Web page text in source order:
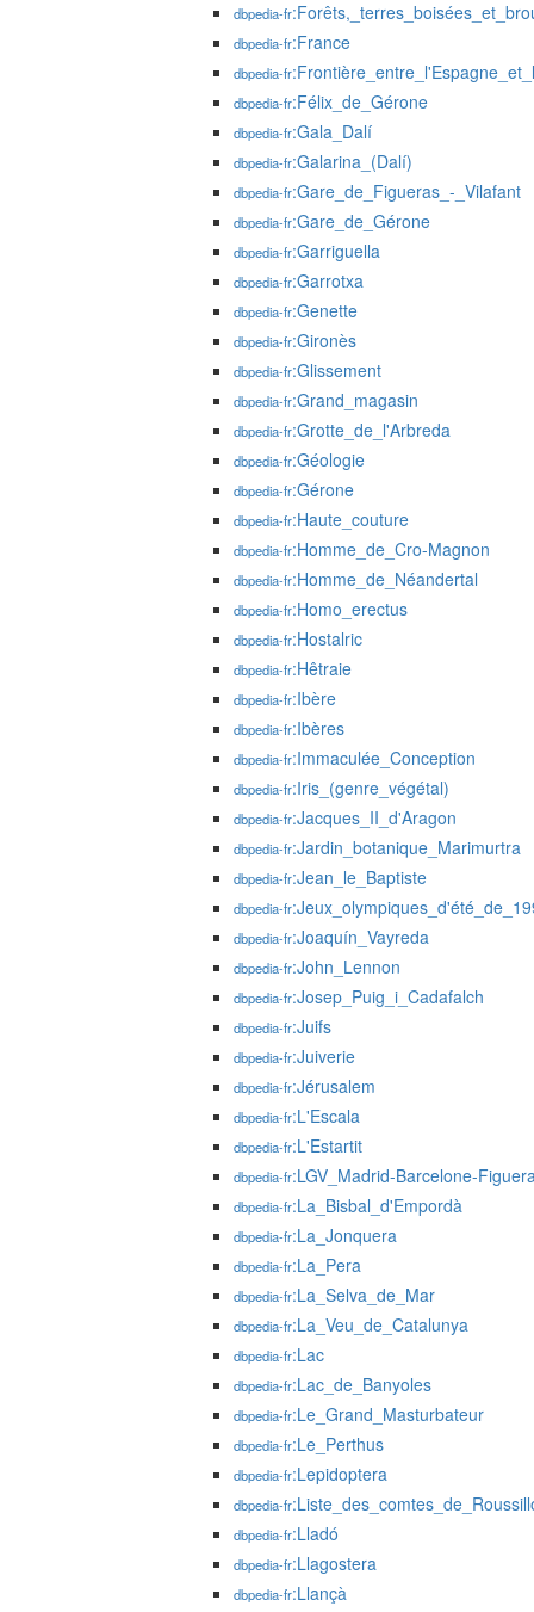
dbpedia-fr
dbpedia-fr:France
dbpedia-fr
dbpedia-fr:Félix_de_Gérone
dbpedia-fr:Gala_Dalí
dbpedia-fr:Galarina_(Dalí)
dbpedia-fr:Gare_de_Figueras_-_Vilafant
dbpedia-fr:Gare_de_Gérone
dbpedia-fr:Garriguella
dbpedia-fr:Garrotxa
dbpedia-fr:Genette
dbpedia-fr:Gironès
dbpedia-fr:Glissement
dbpedia-fr:Grand_magasin
dbpedia-fr:Grotte_de_l'Arbreda
dbpedia-fr:Géologie
dbpedia-fr:Gérone
dbpedia-fr:Haute_couture
dbpedia-fr:Homme_de_Cro-Magnon
dbpedia-fr:Homme_de_Néandertal
dbpedia-fr:Homo_erectus
dbpedia-fr:Hostalric
dbpedia-fr:Hêtraie
dbpedia-fr:Ibère
dbpedia-fr:Ibères
dbpedia-fr:Immaculée_Conception
dbpedia-fr:Iris_(genre_végétal)
dbpedia-fr:Jacques_II_d'Aragon
dbpedia-fr:Jardin_botanique_Marimurtra
dbpedia-fr:Jean_le_Baptiste
dbpedia-fr
dbpedia-fr:Joaquín_Vayreda
dbpedia-fr:John_Lennon
dbpedia-fr:Josep_Puig_i_Cadafalch
dbpedia-fr:Juifs
dbpedia-fr:Juiverie
dbpedia-fr:Jérusalem
dbpedia-fr:L'Escala
dbpedia-fr:L'Estartit
dbpedia-fr:LGV_Madrid-Barcelone-
dbpedia-fr:La_Bisbal_d'Empordà
dbpedia-fr:La_Jonquera
dbpedia-fr:La_Pera
dbpedia-fr:La_Selva_de_Mar
dbpedia-fr:La_Veu_de_Catalunya
dbpedia-fr:Lac
dbpedia-fr:Lac_de_Banyoles
dbpedia-fr:Le_Grand_Masturbateur
dbpedia-fr:Le_Perthus
dbpedia-fr:Lepidoptera
dbpedia-fr
dbpedia-fr:Lladó
dbpedia-fr:Llagostera
dbpedia-fr:Llançà